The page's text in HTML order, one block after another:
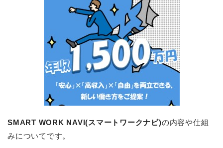
SMART WORK NAVI(スマートワークナビ)の内容や仕組
みについてです。